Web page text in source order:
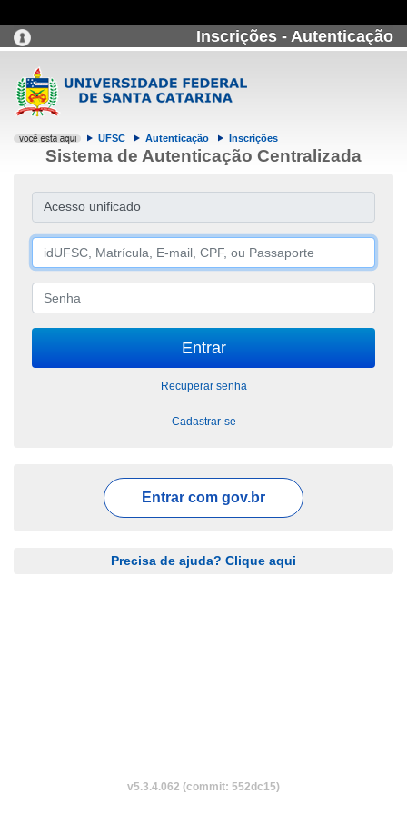
Inscrições - Autenticação
UFSC Autenticação Inscrições
Sistema de Autenticação Centralizada
Acesso unificado
Recuperar senha
Cadastrar-se
Entrar com gov.br
Precisa de ajuda? Clique aqui
v5.3.4.062 (commit: 552dc15)